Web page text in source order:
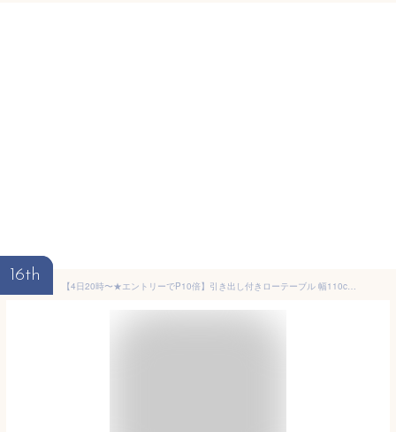
16th
【4日20時〜★エントリーでP10倍】引き出し付きローテーブル 幅110cm(テーブル おしゃれ 収納付き ローテーブル 引き出し 白 センターテーブル 収納 収納棚 引き出し付きテーブル 収納付きテーブル リビングテーブル 棚付き 韓国インテリア 北欧インテリア 一人暮らし コンパ